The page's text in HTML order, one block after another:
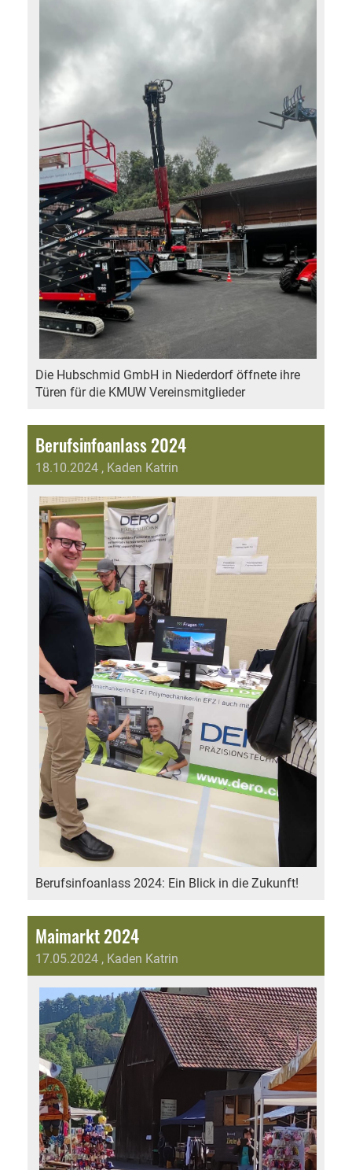
Die Hubschmid GmbH in Niederdorf öffnete ihre
Türen für die KMUW Vereinsmitglieder
Berufsinfoanlass 2024
18.10.2024 , Kaden Katrin
Berufsinfoanlass 2024: Ein Blick in die Zukunft!
Maimarkt 2024
17.05.2024 , Kaden Katrin